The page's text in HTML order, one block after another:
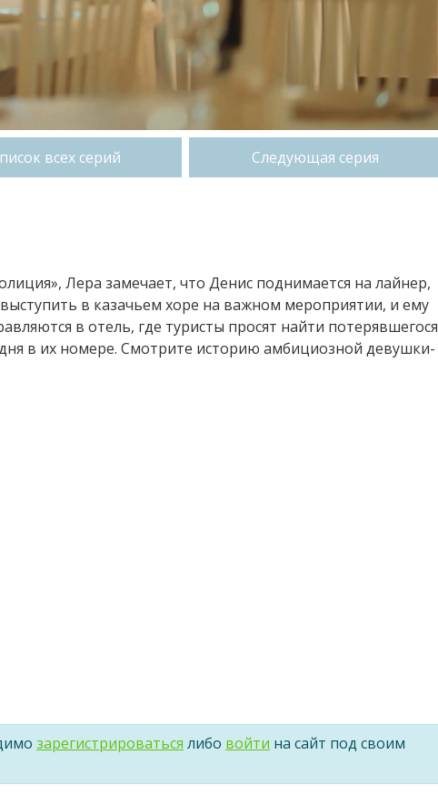
всех серий Следующая серия
Лера замечает, что Денис поднимается на лайнер,
в казачьем хоре на важном мероприятии, и ему
в отель, где туристы просят найти потерявшегося
в их номере. Смотрите историю амбициозной девушки-
зарегистрироваться либо войти на сайт под своим